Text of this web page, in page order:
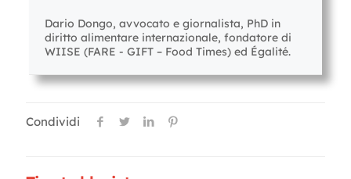
Dario Dongo, avvocato e giornalista, PhD in
diritto alimentare internazionale, fondatore di
WIISE (FARE - GIFT – Food Times) ed Égalité.
Condividi